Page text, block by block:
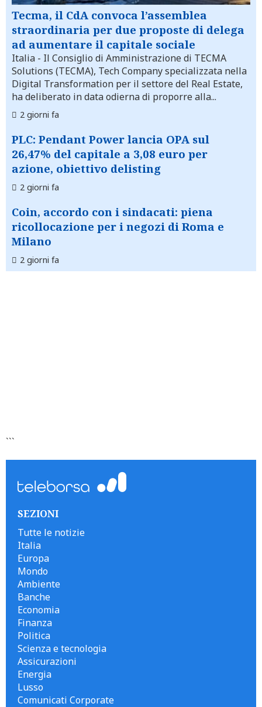
Tecma, il CdA convoca l’assemblea
straordinaria per due proposte di delega
ad aumentare il capitale sociale
Italia - Il Consiglio di Amministrazione di TECMA
Solutions (TECMA), Tech Company specializzata nella
Digital Transformation per il settore del Real Estate,
ha deliberato in data odierna di proporre alla...
2 giorni fa
PLC: Pendant Power lancia OPA sul
26,47% del capitale a 3,08 euro per
azione, obiettivo delisting
2 giorni fa
Coin, accordo con i sindacati: piena
ricollocazione per i negozi di Roma e
Milano
2 giorni fa
```
SEZIONI
Tutte le notizie
Italia
Europa
Mondo
Ambiente
Banche
Economia
Finanza
Politica
Scienza e tecnologia
Assicurazioni
Energia
Lusso
Comunicati Corporate